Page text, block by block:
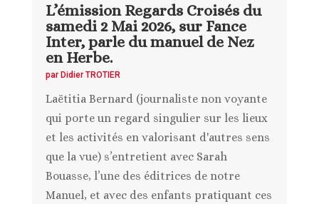
L’émission Regards Croisés du
samedi 2 Mai 2026, sur Fance
Inter, parle du manuel de Nez
en Herbe.
par Didier TROTIER
Laëtitia Bernard (journaliste non voyante
qui porte un regard singulier sur les lieux
et les activités en valorisant d'autres sens
que la vue) s’entretient avec Sarah
Bouasse, l’une des éditrices de notre
Manuel, et avec des enfants pratiquant ces